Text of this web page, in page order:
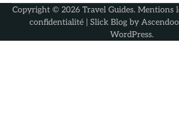
Copyright © 2026 Travel Guides. Mentions
confidentialité | Slick Blog by
WordPress.